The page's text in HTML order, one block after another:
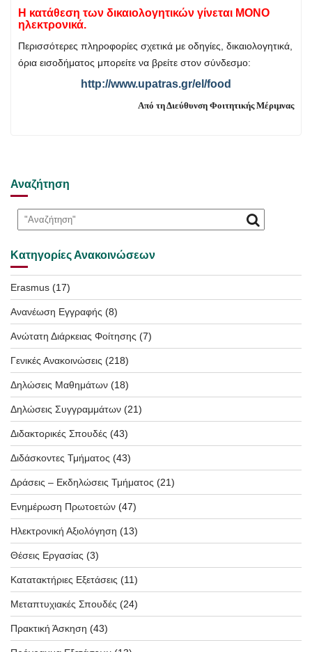
Η κατάθεση των δικαιολογητικών γίνεται ΜΟΝΟ
ηλεκτρονικά.
Περισσότερες πληροφορίες σχετικά με οδηγίες, δικαιολογητικά,
όρια εισοδήματος μπορείτε να βρείτε στον σύνδεσμο:
http://www.upatras.gr/el/food
Από τη Διεύθυνση Φοιτητικής Μέριμνας
Αναζήτηση
Κατηγορίες Ανακοινώσεων
Erasmus (17)
Ανανέωση Εγγραφής (8)
Ανώτατη Διάρκειας Φοίτησης (7)
Γενικές Ανακοινώσεις (218)
Δηλώσεις Μαθημάτων (18)
Δηλώσεις Συγγραμμάτων (21)
Διδακτορικές Σπουδές (43)
Διδάσκοντες Τμήματος (43)
Δράσεις – Εκδηλώσεις Τμήματος (21)
Ενημέρωση Πρωτοετών (47)
Ηλεκτρονική Αξιολόγηση (13)
Θέσεις Εργασίας (3)
Κατατακτήριες Εξετάσεις (11)
Μεταπτυχιακές Σπουδές (24)
Πρακτική Άσκηση (43)